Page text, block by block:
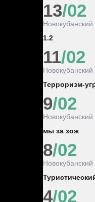
13/02
1.2
11/02
Терроризм-
9/02
мы за зож
8/02
4/02